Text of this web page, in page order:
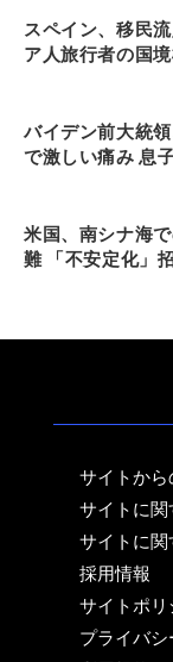
スペイン、移民
ア人旅行者の国
バイデン前大統
で激しい痛み 息
米国、南シナ海
難 「不安定化」
サイトか
サイトに
サイトに
採用情報
サイトポリ
プライバ